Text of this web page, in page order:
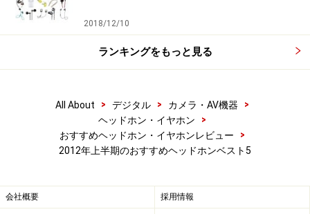
2018/12/10
ランキングをもっと見る
All About > デジタル > カメラ・AV機器
>
ヘッドホン・イヤホン
>
おすすめヘッドホン・イヤホンレビュー
>
2012年上半期のおすすめヘッドホンベスト5
会社概要 採用情報